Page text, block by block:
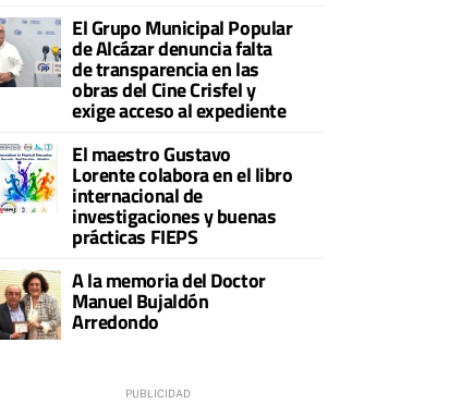
El Grupo Municipal Popular
de Alcázar denuncia falta
de transparencia en las
obras del Cine Crisfel y
exige acceso al expediente
El maestro Gustavo
Lorente colabora en el libro
internacional de
investigaciones y buenas
prácticas FIEPS
A la memoria del Doctor
Manuel Bujaldón
Arredondo